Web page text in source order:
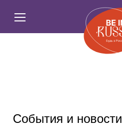
События и новости